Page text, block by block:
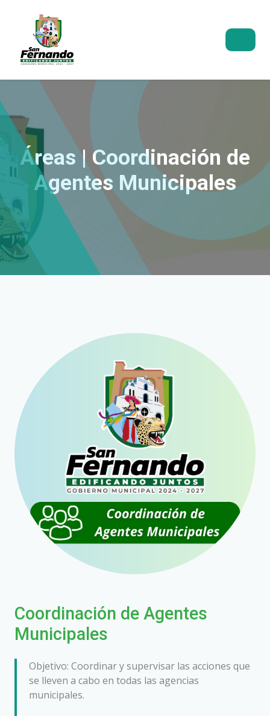
Áreas | Coordinación de
Agentes Municipales
Coordinación de Agentes
Municipales
Objetivo: Coordinar y supervisar las acciones que
se lleven a cabo en todas las agencias
municipales.